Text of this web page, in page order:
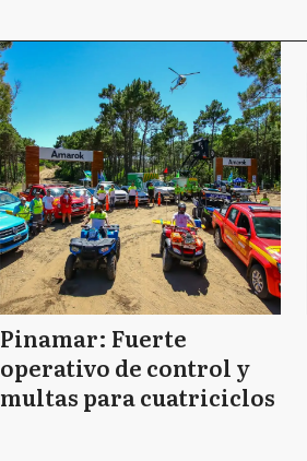
Pinamar: Fuerte
operativo de control y
multas para cuatriciclos